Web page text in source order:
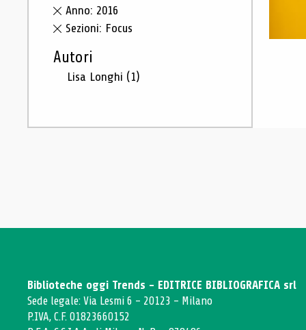
Anno: 2016
Sezioni: Focus
Autori
Lisa Longhi (1)
Biblioteche oggi Trends - EDITRICE BIBLIOGRAFICA srl
Sede legale: Via Lesmi 6 - 20123 - Milano
P.IVA, C.F. 01823660152